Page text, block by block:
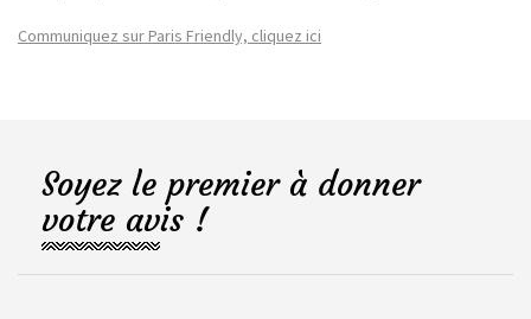
Communiquez sur Paris Friendly, cliquez ici
Soyez le premier à donner
votre avis !